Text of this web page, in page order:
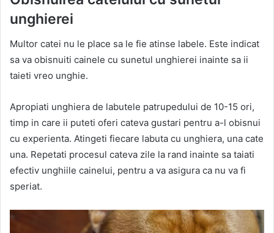
unghierei
Multor catei nu le place sa le fie atinse labele. Este indicat
sa va obisnuiti cainele cu sunetul unghierei inainte sa ii
taieti vreo unghie.
Apropiati unghiera de labutele patrupedului de 10-15 ori,
timp in care ii puteti oferi cateva gustari pentru a-l obisnui
cu experienta. Atingeti fiecare labuta cu unghiera, una cate
una. Repetati procesul cateva zile la rand inainte sa taiati
efectiv unghiile cainelui, pentru a va asigura ca nu va fi
speriat.